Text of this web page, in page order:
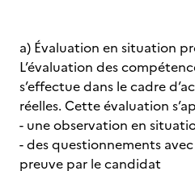
a) Évaluation en situation
L’évaluation des
s’effectue dans le cadre
réelles. Cette évaluation
- une observation en
- des questionnements
preuve par le candidat